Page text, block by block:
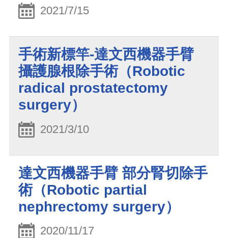
2021/7/15
手術新標竿-達文西機器手臂
攝護腺根除手術（Robotic
radical prostatectomy
surgery）
2021/3/10
達文西機器手臂 部分腎切除手
術（Robotic partial
nephrectomy surgery）
2020/11/17